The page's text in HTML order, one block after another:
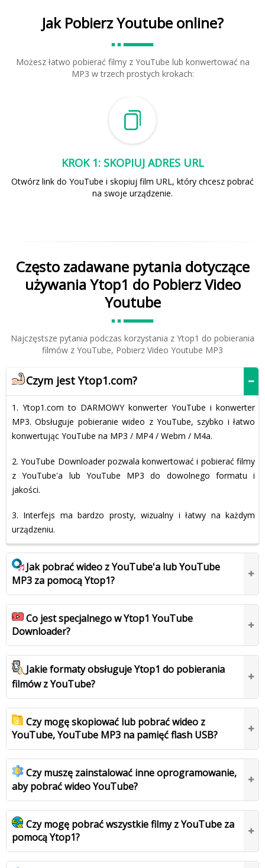
Jak Pobierz Youtube online?
Możesz łatwo pobierać filmy z YouTube lub konwertować na
MP3 w trzech prostych krokach:
KROK 1: SKOPIUJ ADRES URL
Otwórz link do YouTube i skopiuj film URL, który chcesz pobrać
na swoje urządzenie.
Często zadawane pytania dotyczące
używania Ytop1 do Pobierz Video
Youtube
Najczęstsze pytania podczas korzystania z Ytop1 do pobierania
filmów z YouTube, Pobierz Video Youtube MP3
Czym jest Ytop1.com?
1. Ytop1.com to DARMOWY konwerter YouTube i konwerter
MP3. Obsługuje pobieranie wideo z YouTube, szybko i łatwo
konwertując YouTube na MP3 / MP4 / Webm / M4a.
2. YouTube Downloader pozwala konwertować i pobierać filmy
z YouTube'a lub YouTube MP3 do dowolnego formatu i
jakości.
3. Interfejs ma bardzo prosty, wizualny i łatwy na każdym
urządzeniu.
Jak pobrać wideo z YouTube'a lub YouTube
MP3 za pomocą Ytop1?
Co jest specjalnego w Ytop1 YouTube
Downloader?
Jakie formaty obsługuje Ytop1 do pobierania
filmów z YouTube?
Czy mogę skopiować lub pobrać wideo z
YouTube, YouTube MP3 na pamięć flash USB?
Czy muszę zainstalować inne oprogramowanie,
aby pobrać wideo YouTube?
Czy mogę pobrać wszystkie filmy z YouTube za
pomocą Ytop1?